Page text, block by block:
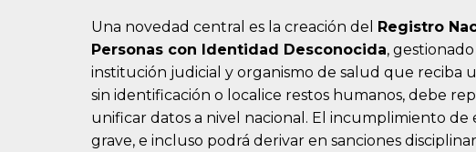
Una novedad central es la creación del
Registro
Personas con Identidad Desconocida,
institución judicial y organismo de salud que reciba
sin identificación o localice restos humanos, debe
unificar datos a nivel nacional. El incumplimiento de
grave, e incluso podrá derivar en sanciones